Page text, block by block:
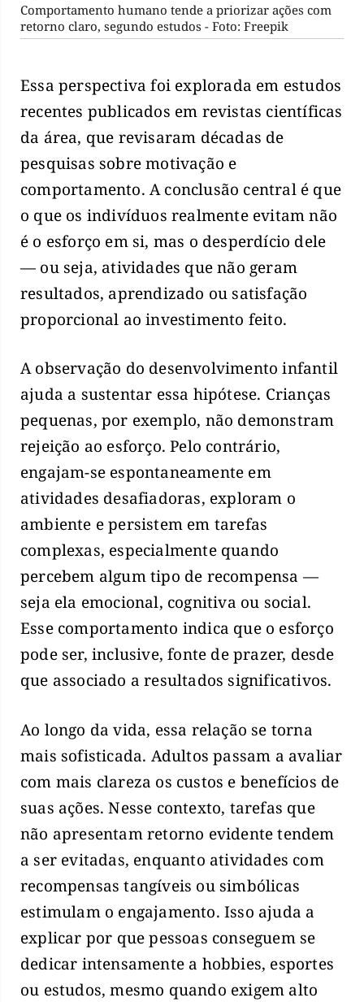
Comportamento humano tende a priorizar ações com
retorno claro, segundo estudos - Foto: Freepik
Essa perspectiva foi explorada em estudos
recentes publicados em revistas científicas
da área, que revisaram décadas de
pesquisas sobre motivação e
comportamento. A conclusão central é que
o que os indivíduos realmente evitam não
é o esforço em si, mas o desperdício dele
— ou seja, atividades que não geram
resultados, aprendizado ou satisfação
proporcional ao investimento feito.
A observação do desenvolvimento infantil
ajuda a sustentar essa hipótese. Crianças
pequenas, por exemplo, não demonstram
rejeição ao esforço. Pelo contrário,
engajam-se espontaneamente em
atividades desafiadoras, exploram o
ambiente e persistem em tarefas
complexas, especialmente quando
percebem algum tipo de recompensa —
seja ela emocional, cognitiva ou social.
Esse comportamento indica que o esforço
pode ser, inclusive, fonte de prazer, desde
que associado a resultados significativos.
Ao longo da vida, essa relação se torna
mais sofisticada. Adultos passam a avaliar
com mais clareza os custos e benefícios de
suas ações. Nesse contexto, tarefas que
não apresentam retorno evidente tendem
a ser evitadas, enquanto atividades com
recompensas tangíveis ou simbólicas
estimulam o engajamento. Isso ajuda a
explicar por que pessoas conseguem se
dedicar intensamente a hobbies, esportes
ou estudos, mesmo quando exigem alto